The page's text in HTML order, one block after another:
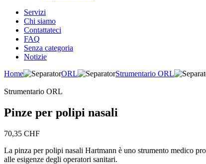
Servizi
Chi siamo
Contattateci
FAQ
Senza categoria
Notizie
Home
ORL Strumentario ORL
Strumentario ORL
Pinze per polipi nasali
70,35 CHF
La pinza per polipi nasali Hartmann è uno strumento medico
alle esigenze degli operatori sanitari.